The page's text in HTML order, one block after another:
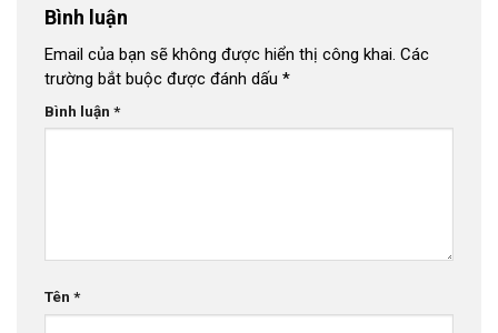
Bình luận
Email của bạn sẽ không được hiển thị công khai. Các
trường bắt buộc được đánh dấu *
Bình luận *
Tên *